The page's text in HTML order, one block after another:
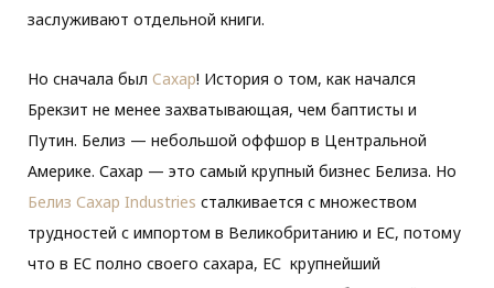
заслуживают отдельной книги.
Но сначала был Cахар! История о том, как начался
Брекзит не менее захватывающая, чем баптисты и
Путин. Белиз — небольшой оффшор в Центральной
Америке. Сахар — это самый крупный бизнес Белиза. Но
Белиз Сахар Industries сталкивается с множеством
трудностей с импортом в Великобританию и ЕС, потому
что в ЕС полно своего сахара, ЕС крупнейший